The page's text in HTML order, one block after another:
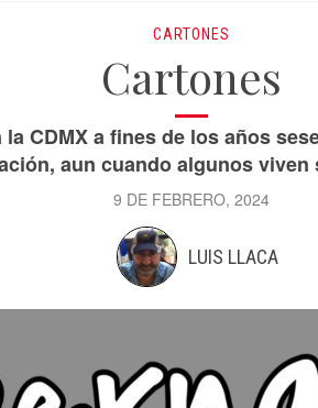
CARTONES
Cartones
CDMX a fines de los años
aun cuando algunos
9 DE FEBRERO, 2024
LUIS LLACA